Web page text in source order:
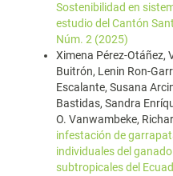
Sostenibilidad en
estudio del Cantón
Núm. 2 (2025)
Ximena Pérez-Otáñez,
Buitrón, Lenin Ron-
Escalante, Susana
Bastidas, Sandra
O. Vanwambeke,
infestación de
individuales del
subtropicales del